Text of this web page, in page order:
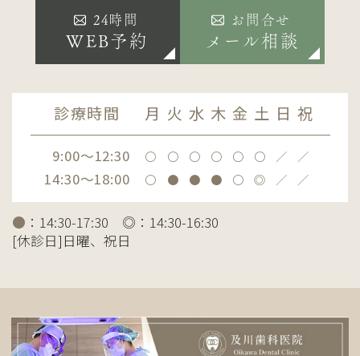
24時間
WEB予約
お問合せ
メール相談
診療時間 月 火 水 木 金 土 日 祝
9:00～12:30 〇 〇 〇 〇 〇 〇 ／ ／
14:30～18:00 〇 ● ● ● 〇 ◎ ／ ／
● ：14:30-17:30 ◎：14:30-16:30
[休診日]日曜、祝日